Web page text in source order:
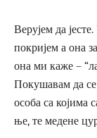
Верујем да
покријем а она
она ми каже –
Покушавам да се
особа са којима
ње, те медене